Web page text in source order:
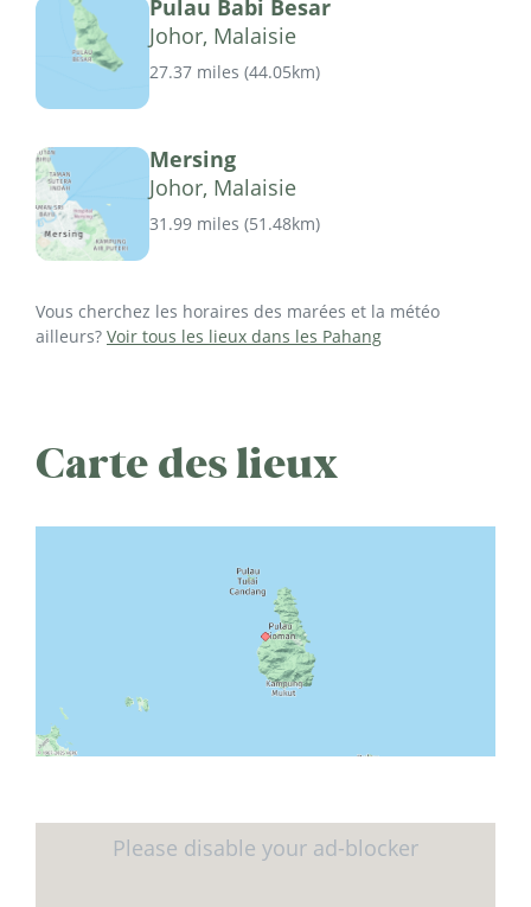
Pulau Babi Besar
Johor, Malaisie
27.37 miles (44.05km)
Mersing
Johor, Malaisie
31.99 miles (51.48km)
Vous cherchez les horaires des marées et la météo
ailleurs? Voir tous les lieux dans les Pahang
Carte des lieux